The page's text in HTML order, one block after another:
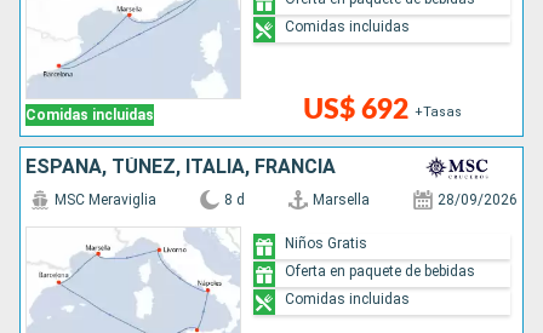
Comidas incluidas US$ 692 +Tasas
Comidas incluidas
ESPAÑA, TÚNEZ, ITALIA, FRANCIA
MSC Meraviglia 8 d Marsella 28/09/2026
Niños Gratis
Oferta en paquete de bebidas
Comidas incluidas